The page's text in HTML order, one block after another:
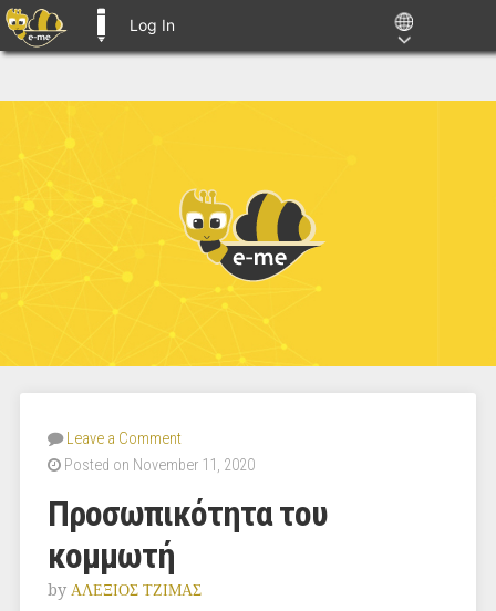
Log In
Leave a Comment
Posted on November 11, 2020
Προσωπικότητα του
κομμωτή
by ΑΛΕΞΙΟΣ ΤΖΙΜΑΣ